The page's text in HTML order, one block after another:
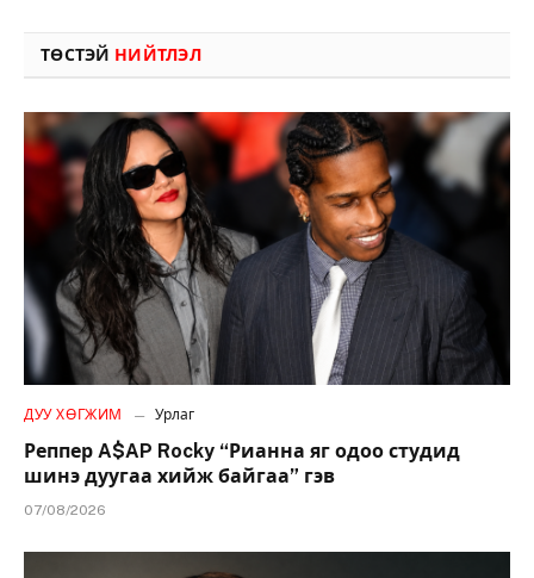
ТӨСТЭЙ НИЙТЛЭЛ
ДУУ ХӨГЖИМ Урлаг
Реппер A$AP Rocky “Рианна яг одоо студид
шинэ дуугаа хийж байгаа” гэв
07/08/2026